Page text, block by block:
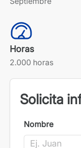
Horas
2.000 horas
Solicita
Nombre